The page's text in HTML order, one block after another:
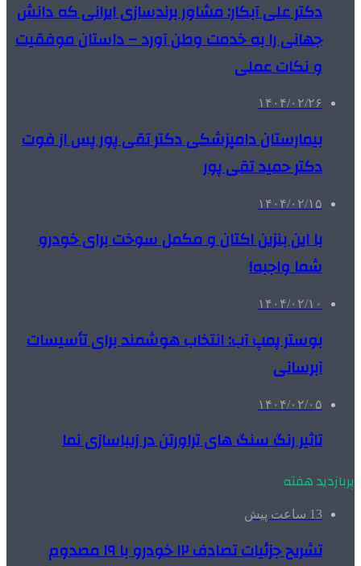
دکتر علی آبکار: مشاور برندسازی ایرانی که دانش
جهانی را به خدمت وطن آورد – داستان موفقیت
و نکات عملی
۱۴۰۴/۰۲/۲۶
بیمارستان دامپزشکی دکتر تقی پور پس از فوت
دکتر حمید تقی پور
۱۴۰۴/۰۲/۱۵
با این بنزین اکتان و مکمل سوخت برای خودرو
شما واجبه!
۱۴۰۴/۰۲/۱۰
بوستر پمپ آب: انتخاب هوشمند برای تأسیسات
آبرسانی
۱۴۰۴/۰۲/۰۵
تاثیر رنگ سنگ های تراورتن در زیباسازی نما
پربازدید هفته
13 ساعت پیش
تشریح جزئیات تصادف ۱۲ خودرو با ۱۹ مصدوم